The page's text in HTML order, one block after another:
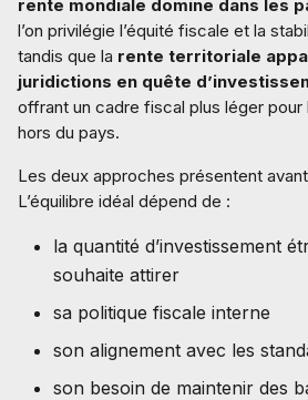
rente mondiale domine dans les
l’on privilégie l’équité fiscale et la
tandis que la rente territoriale
juridictions en quête
offrant un cadre fiscal plus léger
hors du pays.
Les deux approches présentent
L’équilibre idéal dépend de :
la quantité d’investissement
souhaite attirer
sa politique fiscale interne
son alignement avec les
son besoin de maintenir des